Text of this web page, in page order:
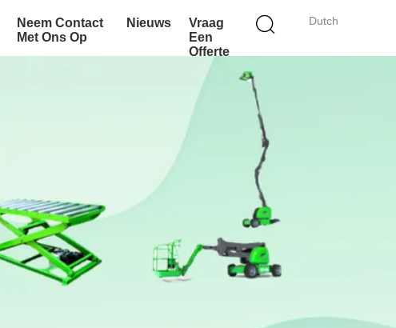
Dutch
Neem Contact
Met Ons Op
Nieuws
Vraag
Een
Offerte